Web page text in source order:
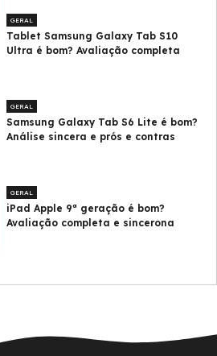
GERAL
Tablet Samsung Galaxy Tab S10
Ultra é bom? Avaliação completa
GERAL
Samsung Galaxy Tab S6 Lite é bom?
Análise sincera e prós e contras
GERAL
iPad Apple 9ª geração é bom?
Avaliação completa e sincerona